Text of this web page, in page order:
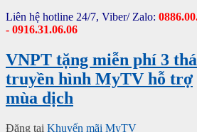
Liên hệ hotline 24/7, Viber/ Zalo:
- 0916.31.06.06
VNPT tặng miễn phí 3
truyền hình MyTV hỗ trợ
mùa dịch
Đăng tại Khuyến mãi MyTV